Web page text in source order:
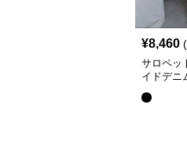
¥8,460
サロペッ
イドデニ